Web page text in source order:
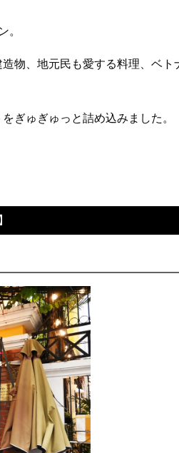
。
物、地元民も愛する料理、ベト
ぎゅぎゅっと詰め込みました。